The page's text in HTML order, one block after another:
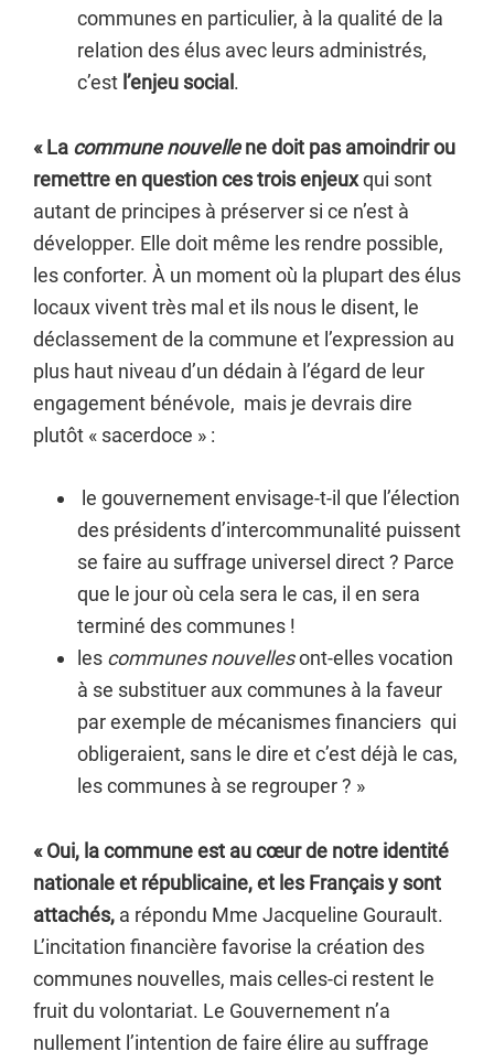
communes en particulier, à la qualité de la
relation des élus avec leurs administrés,
c’est l’enjeu social .
« La commune nouvellene doit pas amoindrir ou
remettre en question ces trois enjeuxqui sont
autant de principes à préserver si ce n’est à
développer. Elle doit même les rendre possible,
les conforter. À un moment où la plupart des élus
locaux vivent très mal et ils nous le disent, le
déclassement de la commune et l’expression au
plus haut niveau d’un dédain à l’égard de leur
engagement bénévole, mais je devrais dire
plutôt « sacerdoce » :
le gouvernement envisage-t-il que l’élection
des présidents d’intercommunalité puissent
se faire au suffrage universel direct ? Parce
que le jour où cela sera le cas, il en sera
terminé des communes !
les communes nouvellesont-elles vocation
à se substituer aux communes à la faveur
par exemple de mécanismes financiers qui
obligeraient, sans le dire et c’est déjà le cas,
les communes à se regrouper ? »
« Oui, la commune est au cœur de notre identité
nationale et républicaine, et les Français y sont
attachés, a répondu Mme Jacqueline Gourault.
L’incitation financière favorise la création des
communes nouvelles, mais celles-ci restent le
fruit du volontariat. Le Gouvernement n’a
nullement l’intention de faire élire au suffrage